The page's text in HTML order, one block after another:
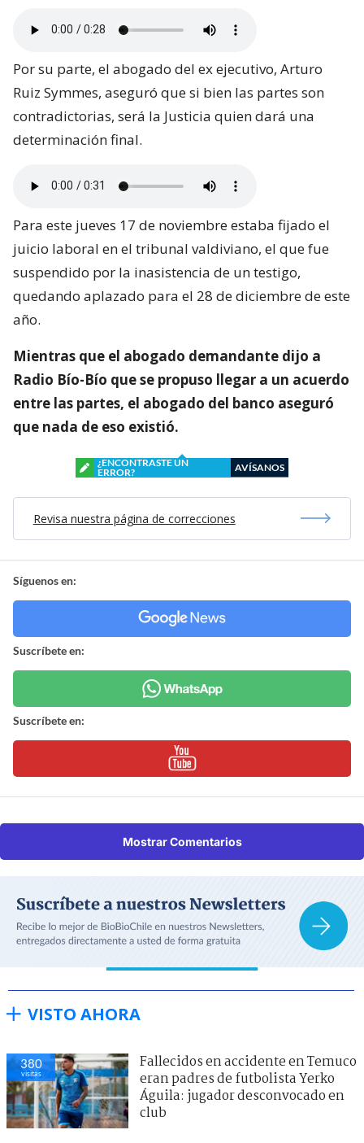
Por su parte, el abogado del ex ejecutivo, Arturo
Ruiz Symmes, aseguró que si bien las partes son
contradictorias, será la Justicia quien dará una
determinación final.
Para este jueves 17 de noviembre estaba fijado el
juicio laboral en el tribunal valdiviano, el que fue
suspendido por la inasistencia de un testigo,
quedando aplazado para el 28 de diciembre de este
año.
Mientras que el abogado demandante dijo a
Radio Bío-Bío que se propuso llegar a un acuerdo
entre las partes, el abogado del banco aseguró
que nada de eso existió.
¿ENCONTRASTE UN
ERROR?
AVÍSANOS
Revisa nuestra página de correcciones
Síguenos en:
Suscríbete en:
Suscríbete en:
Mostrar Comentarios
VISTO AHORA
380
visitas
Fallecidos en accidente en Temuco
eran padres de futbolista Yerko
Águila: jugador desconvocado en
club